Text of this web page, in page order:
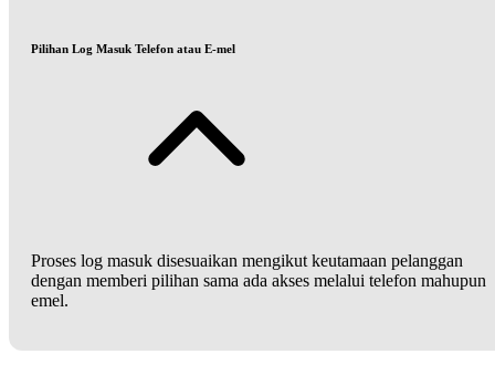
Pilihan Log Masuk Telefon atau E-mel
Proses log masuk disesuaikan mengikut keutamaan pelanggan
dengan memberi pilihan sama ada akses melalui telefon mahupun
emel.